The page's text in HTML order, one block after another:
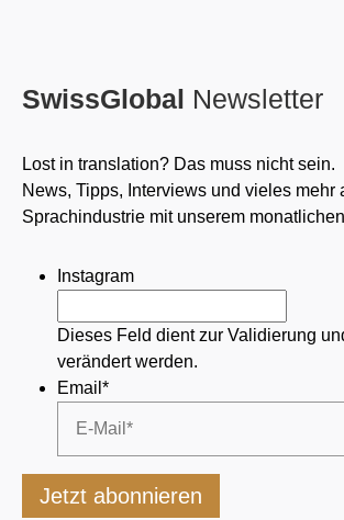
SwissGlobal Newsletter
Lost in translation? Das muss nicht sein.
News, Tipps, Interviews und vieles mehr
Sprachindustrie mit unserem
Instagram
Dieses Feld dient zur Validierung
verändert werden.
Email *